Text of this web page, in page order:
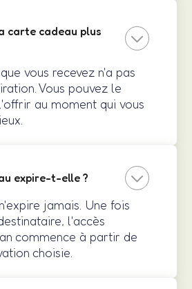
carte cadeau plus
vous recevez n'a pas
Vous pouvez le
au moment qui vous
expire-t-elle ?
jamais. Une fois
l'accès
commence à partir de
choisie.